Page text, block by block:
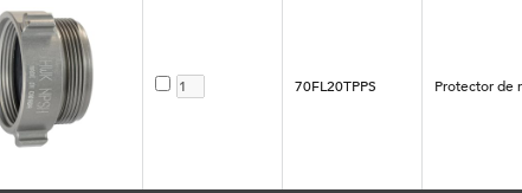
70FL20TPPS Protector de